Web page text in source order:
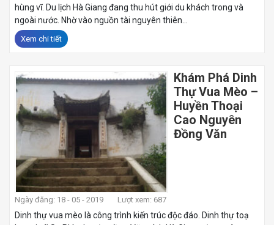
hùng vĩ. Du lịch Hà Giang đang thu hút giới du khách trong và
ngoài nước. Nhờ vào nguồn tài nguyên thiên...
Xem chi tiết
Khám Phá Dinh
Thự Vua Mèo –
Huyền Thoại
Cao Nguyên
Đồng Văn
Ngày đăng: 18 - 05 - 2019 Lượt xem: 687
Dinh thự vua mèo là công trình kiến trúc độc đáo. Dinh thự toạ